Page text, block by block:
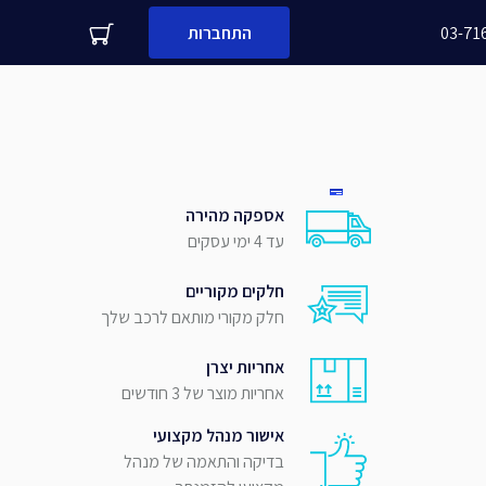
התחברות 03-
שלח
אספקה מהירה
עד 4 ימי עסקים
חלקים מקוריים
חלק מקורי מותאם לרכב שלך
אחריות יצרן
אחריות מוצר של 3 חודשים
אישור מנהל מקצועי
בדיקה והתאמה של מנהל